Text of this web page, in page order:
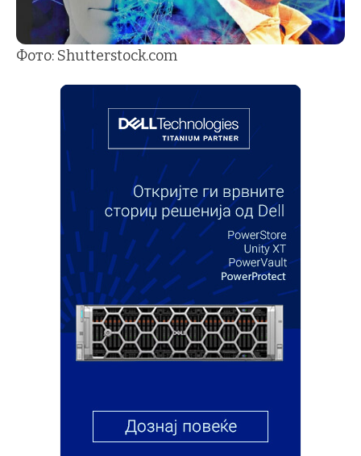
Фото: Shutterstock.com